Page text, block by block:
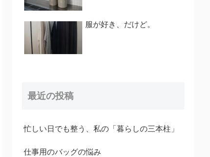
服が好き、だけど。
最近の投稿
忙しい日でも整う、私の「暮らしの三本柱」
仕事用のバッグの悩み